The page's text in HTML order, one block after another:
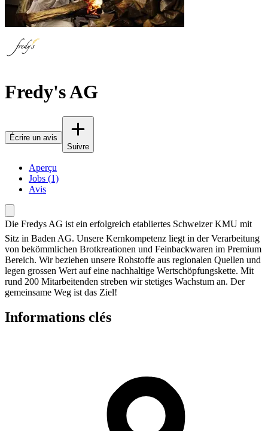
Fredy's AG
Écrire un avis
Suivre
Aperçu
Jobs (1)
Avis
Die Fredys AG ist ein erfolgreich etabliertes Schweizer KMU mit
Sitz in Baden AG. Unsere Kernkompetenz liegt in der Verarbeitung
von bekömmlichen Brotkreationen und Feinbackwaren im Premium
Bereich. Wir beziehen unsere Rohstoffe aus regionalen Quellen und
legen grossen Wert auf eine nachhaltige Wertschöpfungskette. Mit
rund 200 Mitarbeitenden streben wir stetiges Wachstum an. Der
gemeinsame Weg ist das Ziel!
Informations clés